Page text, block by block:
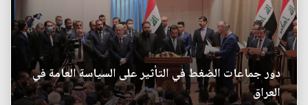
دور جماعات الضغط في التأثير على السياسة العامة في
العراق